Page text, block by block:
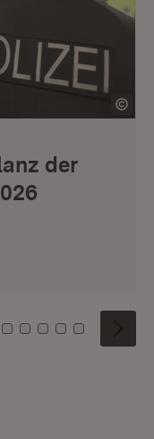
der
6 7 8
Kachel: 9
Zu Kachel: 10
Zu Kachel: 11
Zu Kachel: 12
Zu Kachel:
Zu